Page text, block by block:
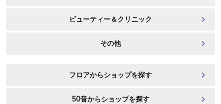
ビューティー＆クリニック
その他
フロアからショップを探す
50音からショップを探す